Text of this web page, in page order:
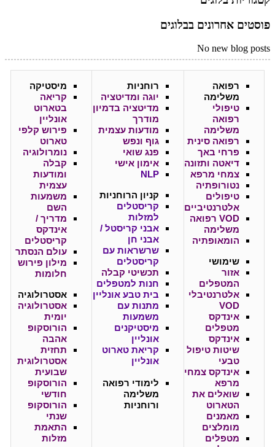
פוסטים אחרונים בבלוגים
No new blog posts
רפואה
משלימה
טיפולי
רפואה
משלימה
רפואה סינית
פרחי באך
דיאטה ותזונה
צמחי מרפא
נטורופתיה
טיפולים
אלטרנטיביים
VOD רפואה
משלימה
הומאופתיה
שימושי
אזור
המטפלים
אלטרנטיבלי
VOD
אינדקס
מטפלים
אינדקס
שיטות טיפול
טבעי
אינדקס צמחי
מרפא
שואלים את
הטארוט
מאמנים
מומלצים
מטפלים
רוחניות
יוגה ומדיטציה
מדיטציה בדמיון
מודרך
מודעות עצמית
גוף ונפש
פנג שואי
אימון אישי
NLP
קניון הרוחניות
קריסטלים
למזלות
אבני קריסטל /
אבני חן
שרשראות עם
קריסטלים
תכשיטי קבלה
חנות למטפלים
בית טבע אונליין
מתנות עם
משמעות
מיסטיקנים
אונליין
קריאת טארוט
אונליין
לימודי רפואה
משלימה
ורוחניות
מיסטיקה
קריאה
בטארוט
אונליין
פירוש קלפי
טארוט
נומרולוגיה
קבלה
ומודעות
עצמית
משמעות
השם
מדריך /
אינדקס
קריסטלים
עולם הנסתר
מילון פירוש
חלומות
אסטרולוגיה
אסטרולוגיה
יומית
הורוסקופ
אהבה
תחזית
אסטרולוגית
שבועית
הורוסקופ
חודשי
הורוסקופ
שנתי
התאמת
מזלות